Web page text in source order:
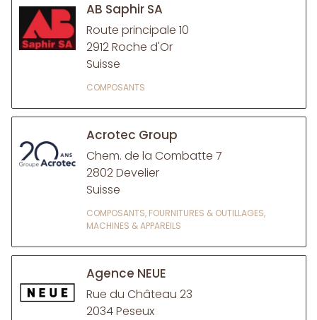
AB Saphir SA
Route principale 10
2912 Roche d'Or
Suisse
COMPOSANTS
Acrotec Group
Chem. de la Combatte 7
2802 Develier
Suisse
COMPOSANTS, FOURNITURES & OUTILLAGES,
MACHINES & APPAREILS
Agence NEUE
Rue du Château 23
2034 Peseux